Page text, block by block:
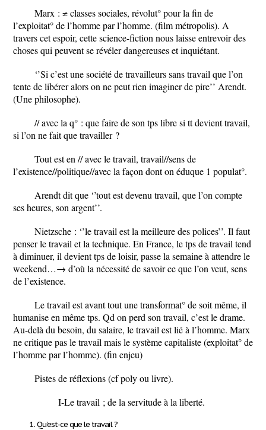
Marx : ≠ classes sociales, révolut° pour la fin de
l’exploitat° de l’homme par l’homme. (film métropolis). A
travers cet espoir, cette science-fiction nous laisse entrevoir des
choses qui peuvent se révéler dangereuses et inquiétant.
‘’Si c’est une société de travailleurs sans travail que l’on
tente de libérer alors on ne peut rien imaginer de pire’’ Arendt.
(Une philosophe).
//avec la q° : que faire de son tps libre si tt devient travail,
si l’on ne fait que travailler ?
Tout est en // avec le travail, travail//sens de
l’existence//politique//avec la façon dont on éduque 1 populat°.
Arendt dit que ‘’tout est devenu travail, que l’on compte
ses heures, son argent’’.
Nietzsche : ‘’le travail est la meilleure des polices’’. Il faut
penser le travail et la technique. En France, le tps de travail tend
à diminuer, il devient tps de loisir, passe la semaine à attendre le
weekend…→ d’où la nécessité de savoir ce que l’on veut, sens
de l’existence.
Le travail est avant tout une transformat° de soit même, il
humanise en même tps. Qd on perd son travail, c’est le drame.
Au-delà du besoin, du salaire, le travail est lié à l’homme. Marx
ne critique pas le travail mais le système capitaliste (exploitat° de
l’homme par l’homme). (fin enjeu)
Pistes de réflexions (cf poly ou livre).
I-Le travail ; de la servitude à la liberté.
Qu’est-ce que le travail ?